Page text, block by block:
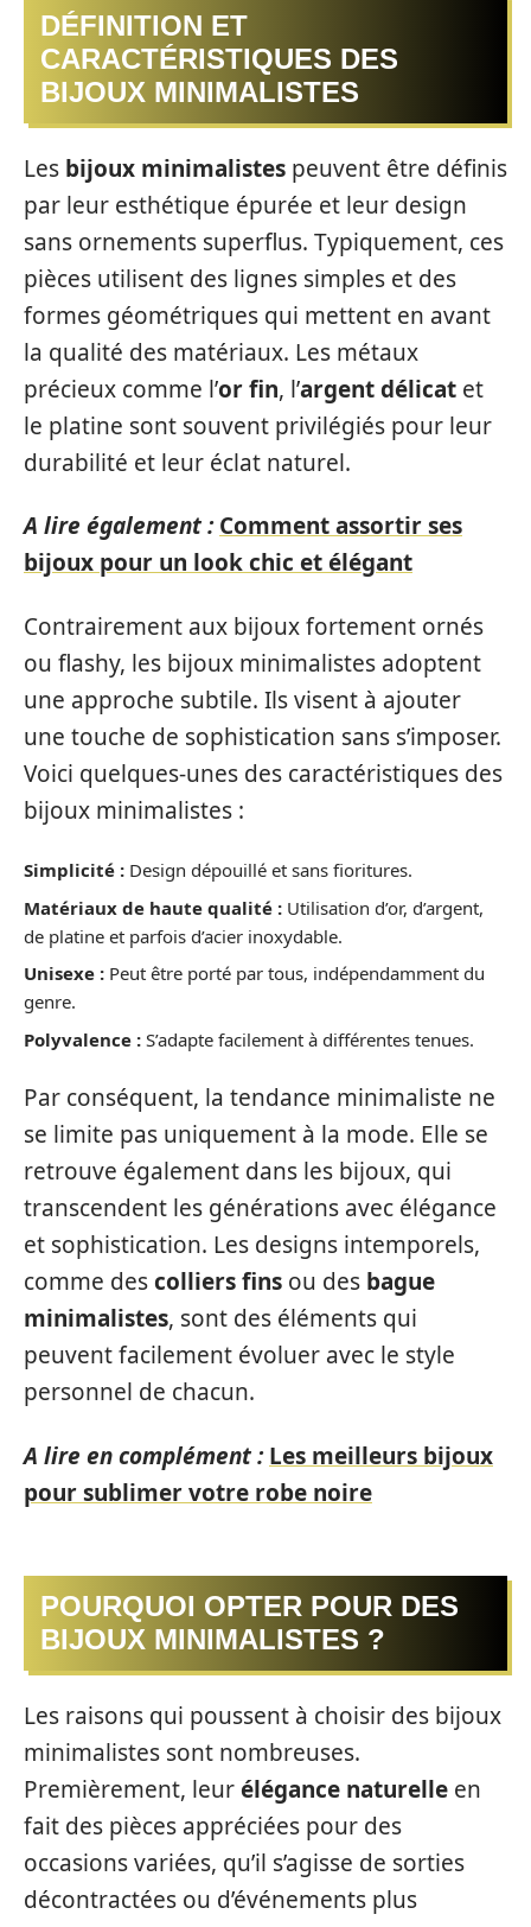
DÉFINITION ET
CARACTÉRISTIQUES DES
BIJOUX MINIMALISTES
Les bijoux minimalistes peuvent être définis
par leur esthétique épurée et leur design
sans ornements superflus. Typiquement, ces
pièces utilisent des lignes simples et des
formes géométriques qui mettent en avant
la qualité des matériaux. Les métaux
précieux comme l’or fin, l’argent délicat et
le platine sont souvent privilégiés pour leur
durabilité et leur éclat naturel.
A lire également : Comment assortir ses
bijoux pour un look chic et élégant
Contrairement aux bijoux fortement ornés
ou flashy, les bijoux minimalistes adoptent
une approche subtile. Ils visent à ajouter
une touche de sophistication sans s’imposer.
Voici quelques-unes des caractéristiques des
bijoux minimalistes :
Simplicité : Design dépouillé et sans fioritures.
Matériaux de haute qualité : Utilisation d’or, d’argent,
de platine et parfois d’acier inoxydable.
Unisexe : Peut être porté par tous, indépendamment du
genre.
Polyvalence : S’adapte facilement à différentes tenues.
Par conséquent, la tendance minimaliste ne
se limite pas uniquement à la mode. Elle se
retrouve également dans les bijoux, qui
transcendent les générations avec élégance
et sophistication. Les designs intemporels,
comme descolliers fins ou des bague
minimalistes, sont des éléments qui
peuvent facilement évoluer avec le style
personnel de chacun.
A lire en complément : Les meilleurs bijoux
pour sublimer votre robe noire
POURQUOI OPTER POUR DES
BIJOUX MINIMALISTES ?
Les raisons qui poussent à choisir des bijoux
minimalistes sont nombreuses.
Premièrement, leurélégance naturelle en
fait des pièces appréciées pour des
occasions variées, qu’il s’agisse de sorties
décontractées ou d’événements plus